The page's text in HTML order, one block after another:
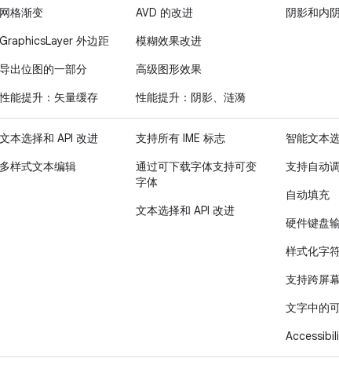
网格渐变
GraphicsLayer 外边距
导出位图的一部分
性能提升：矢量缓存
AVD 的改进
模糊效果改进
高级图形效果
性能提升：阴影、涟漪
阴影和内
文本选择和 API 改进
多样式文本编辑
支持所有 IME 标志
通过可下载字体支持可变
字体
文本选择和 API 改进
智能文本
支持自动
自动填充
硬件键盘
样式化字
支持跨屏
文字中的